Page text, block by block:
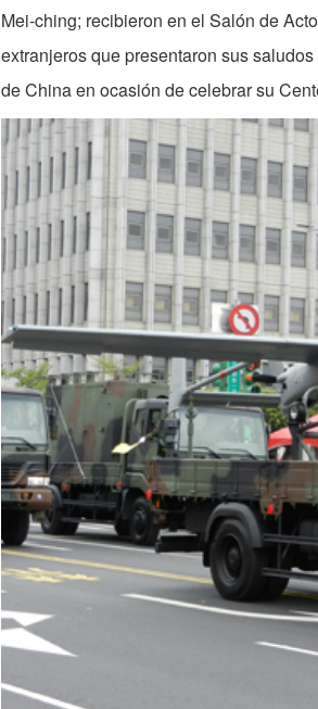
Mei-ching; recibieron en el Salón de
extranjeros que presentaron sus
de China en ocasión de celebrar su